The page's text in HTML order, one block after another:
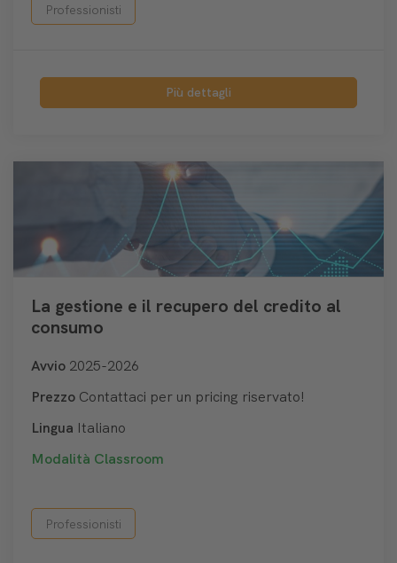
Professionisti
Più dettagli
La gestione e il recupero del credito al
consumo
Avvio 2025-2026
Prezzo Contattaci per un pricing riservato!
Lingua Italiano
Modalità Classroom
Professionisti